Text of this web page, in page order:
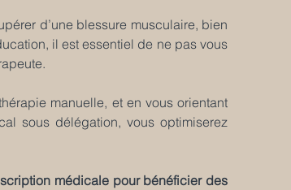
d’une blessure musculaire, bien
il est essentiel de ne pas vous
manuelle, et en vous orientant
sous délégation, vous optimiserez
médicale pour bénéficier des